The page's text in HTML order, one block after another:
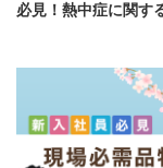
必見！熱中症に関す